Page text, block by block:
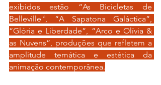
exibidos estão “As Bicicletas de
Belleville ”, “A Sapatona Galáctica”,
“Glória e Liberdade”, “Arco e Olívia &
as Nuvens”, produções que refletem a
amplitude temática e estética da
animação contemporânea.